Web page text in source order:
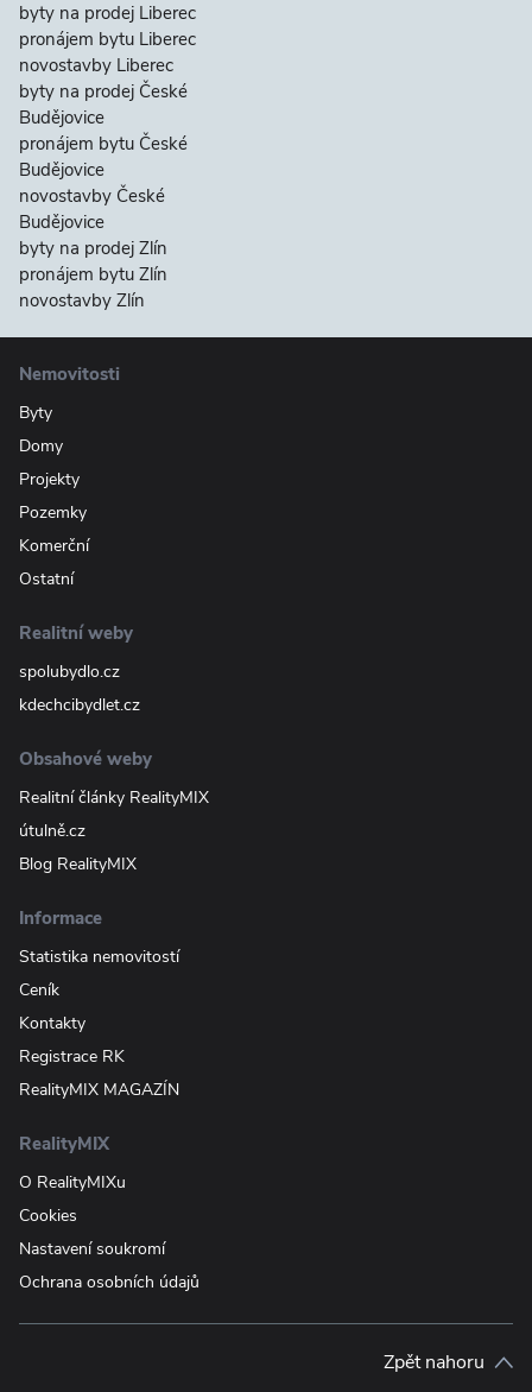
byty na prodej Liberec
pronájem bytu Liberec
novostavby Liberec
byty na prodej České
Budějovice
pronájem bytu České
Budějovice
novostavby České
Budějovice
byty na prodej Zlín
pronájem bytu Zlín
novostavby Zlín
Nemovitosti
Byty
Domy
Projekty
Pozemky
Komerční
Ostatní
Realitní weby
spolubydlo.cz
kdechcibydlet.cz
Obsahové weby
Realitní články RealityMIX
útulně.cz
Blog RealityMIX
Informace
Statistika nemovitostí
Ceník
Kontakty
Registrace RK
RealityMIX MAGAZÍN
RealityMIX
O RealityMIXu
Cookies
Nastavení soukromí
Ochrana osobních údajů
Zpět nahoru